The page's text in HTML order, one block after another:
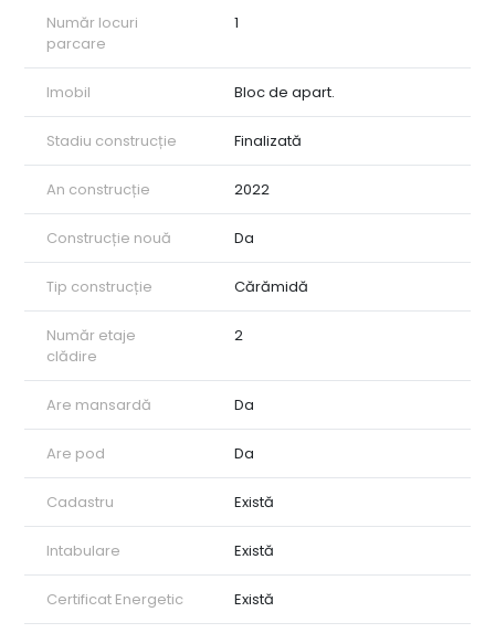
Număr locuri
parcare
1
Imobil Bloc de apart.
Stadiu construcție Finalizată
An construcție 2022
Construcție nouă Da
Tip construcție Cărămidă
Număr etaje
clădire
2
Are mansardă Da
Are pod Da
Cadastru Există
Intabulare Există
Certificat Energetic Există